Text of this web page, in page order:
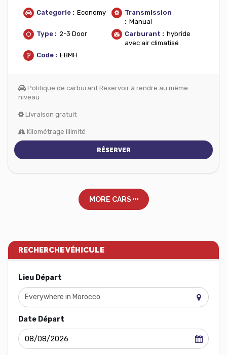
Categorie : Economy
Transmission
: Manual
Type : 2-3 Door Carburant : hybride
avec air climatisé
Code : EBMH
Politique de carburant Réservoir à rendre au même
niveau
Livraison gratuit
Kilométrage Illimité
RÉSERVER
MORE CARS
RECHERCHE VÉHICULE
Lieu Départ
Everywhere in Morocco
Date Départ